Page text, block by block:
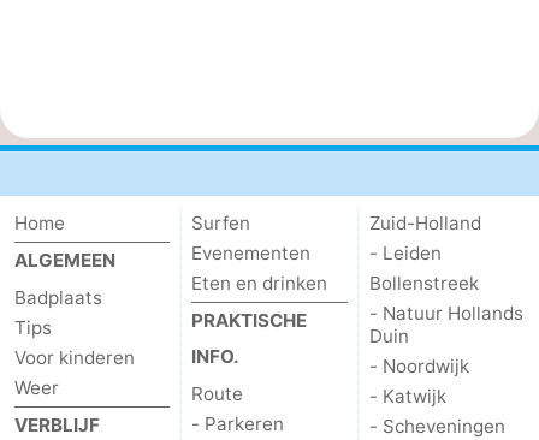
Home
ALGEMEEN
Badplaats
Tips
Voor kinderen
Weer
VERBLIJF
Surfen
Evenementen
Eten en drinken
PRAKTISCHE
INFO.
Route
- Parkeren
Zuid-Holland
- Leiden
Bollenstreek
- Natuur Hollands
Duin
- Noordwijk
- Katwijk
- Scheveningen